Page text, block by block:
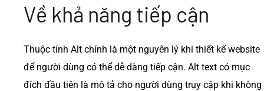
Về khả năng tiếp cận
Thuộc tính Alt chính là một nguyên lý khi thiết kế website
để người dùng có thể dễ dàng tiếp cận. Alt text có mục
đích đầu tiên là mô tả cho người dùng truy cập khi không